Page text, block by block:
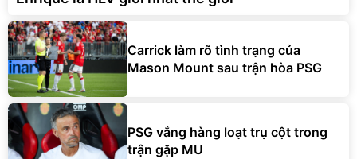
Carrick làm rõ tình trạng của
Mason Mount sau trận hòa PSG
PSG vắng hàng loạt trụ cột trong
trận gặp MU